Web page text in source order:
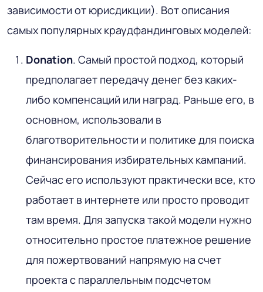
зависимости от юрисдикции). Вот описания
самых популярных краудфандинговых моделей:
Donation. Самый простой подход, который
предполагает передачу денег без каких-
либо компенсаций или наград. Раньше его, в
основном, использовали в
благотворительности и политике для поиска
финансирования избирательных кампаний.
Сейчас его используют практически все, кто
работает в интернете или просто проводит
там время. Для запуска такой модели нужно
относительно простое платежное решение
для пожертвований напрямую на счет
проекта с параллельным подсчетом